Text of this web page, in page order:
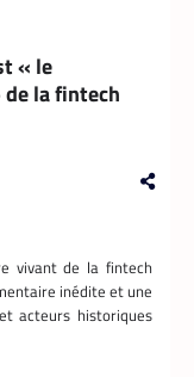
« le
la fintech
vivant de la fintech
inédite et une
acteurs historiques